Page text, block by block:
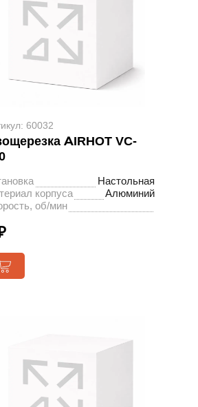
60032
AIRHOT VC-
Настольная
корпуса
Алюминий
об/мин